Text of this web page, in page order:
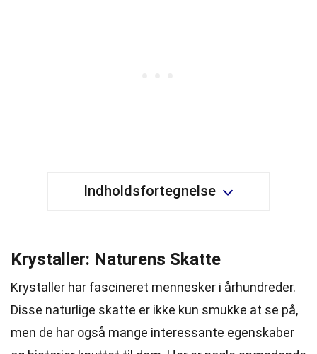
Indholdsfortegnelse
Krystaller: Naturens Skatte
Krystaller har fascineret mennesker i århundreder.
Disse naturlige skatte er ikke kun smukke at se på,
men de har også mange interessante egenskaber